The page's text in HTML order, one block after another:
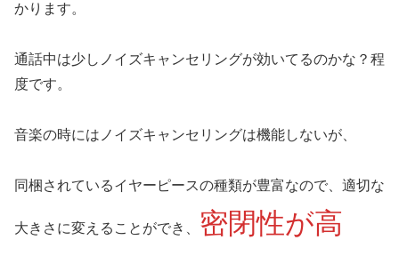
かります。
通話中は少しノイズキャンセリングが効いてるのかな？程
度です。
音楽の時にはノイズキャンセリングは機能しないが、
同梱されているイヤーピースの種類が豊富なので、適切な
大きさに変えることができ、 密閉性が高